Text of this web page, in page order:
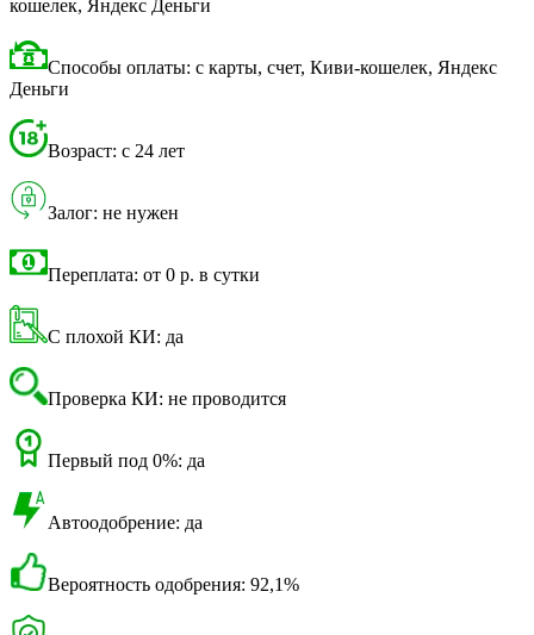
кошелек, Яндекс Деньги
Способы оплаты: с карты, счет, Киви-кошелек, Яндекс
Деньги
Возраст: с 24 лет
Залог: не нужен
Переплата: от 0 р. в сутки
С плохой КИ: да
Проверка КИ: не проводится
Первый под 0%: да
Автоодобрение: да
Вероятность одобрения: 92,1%